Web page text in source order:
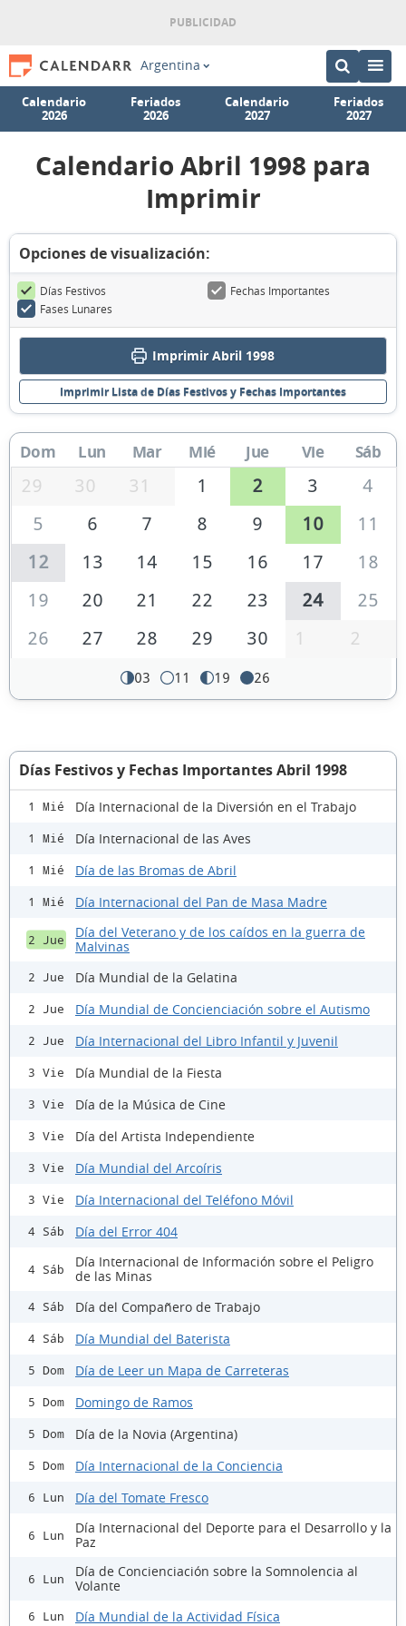
Argentina
Calendario
2026
Feriados
2026
Calendario
2027
Feriados
2027
Calendario Abril 1998 para
Imprimir
Opciones de visualización:
Días Festivos
Fechas Importantes
Fases Lunares
Imprimir Abril 1998
Imprimir Lista de Días Festivos y Fechas Importantes
Dom Lun Mar Mié Jue Vie Sáb
29 30 31 1 2 3
4
5
6 7 8 9 10
11
12
13 14 15 16 17
18
19
20 21 22 23 24
25
26
27 28 29 30 1 2
03 11 19 26
Días Festivos y Fechas Importantes Abril 1998
1 Mié Día Internacional de la Diversión en el Trabajo
1 Mié Día Internacional de las Aves
1 Mié Día de las Bromas de Abril
1 Mié Día Internacional del Pan de Masa Madre
2 Jue
Día del Veterano y de los caídos en la guerra de
Malvinas
2 Jue Día Mundial de la Gelatina
2 Jue Día Mundial de Concienciación sobre el Autismo
2 Jue Día Internacional del Libro Infantil y Juvenil
3 Vie Día Mundial de la Fiesta
3 Vie Día de la Música de Cine
3 Vie Día del Artista Independiente
3 Vie Día Mundial del Arcoíris
3 Vie Día Internacional del Teléfono Móvil
4 Sáb Día del Error 404
4 Sáb
Día Internacional de Información sobre el Peligro
de las Minas
4 Sáb Día del Compañero de Trabajo
4 Sáb Día Mundial del Baterista
5 Dom Día de Leer un Mapa de Carreteras
5 Dom Domingo de Ramos
5 Dom Día de la Novia (Argentina)
5 Dom Día Internacional de la Conciencia
6 Lun Día del Tomate Fresco
6 Lun
Día Internacional del Deporte para el Desarrollo y la
Paz
6 Lun
Día de Concienciación sobre la Somnolencia al
Volante
6 Lun Día Mundial de la Actividad Física